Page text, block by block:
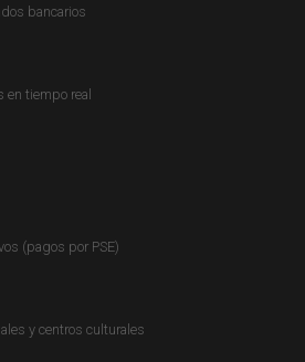
y platino para usos
bancarios
en tiempo real
(pagos por PSE)
y centros culturales